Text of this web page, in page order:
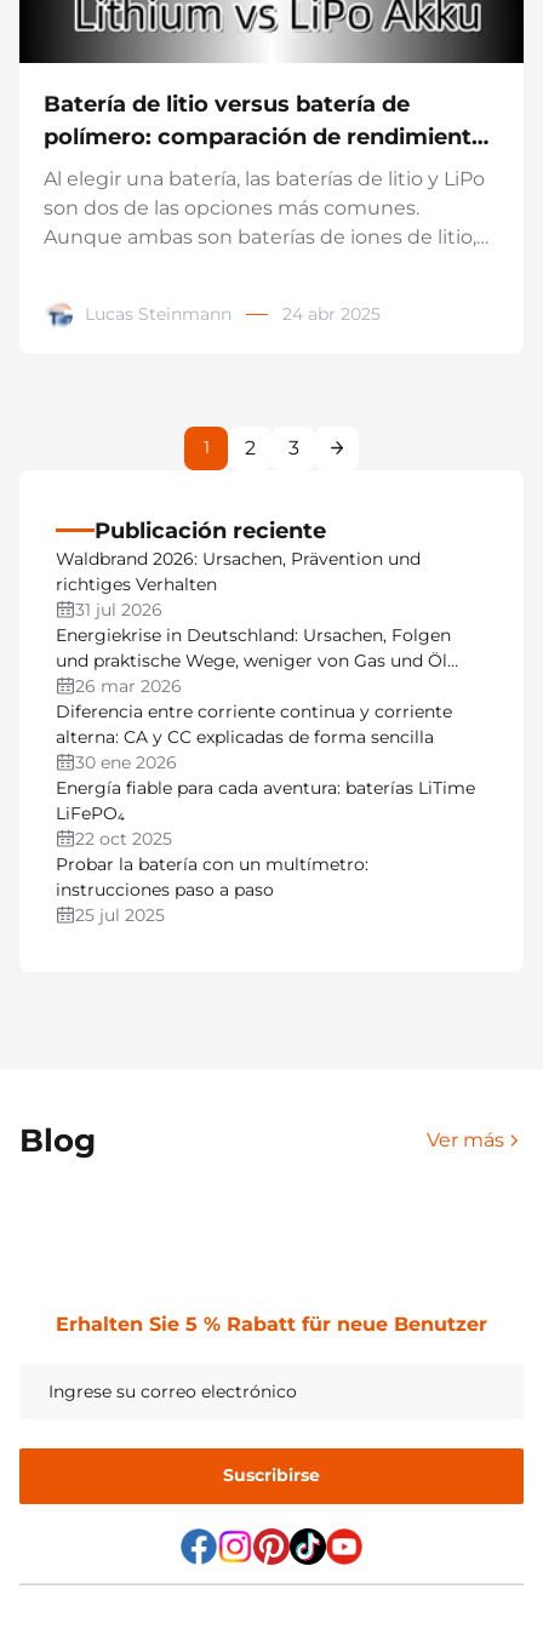
Batería de litio versus batería de
polímero: comparación de rendimiento,
costo y seguridad
Al elegir una batería, las baterías de litio y LiPo
son dos de las opciones más comunes.
Aunque ambas son baterías de iones de litio,
Comprender las ventajas y desventajas de
vehículos eléctricos, elegir la batería adecuada
es crucial para el rendimiento y la seguridad.
litio y las LiPo y le ayudamos a encontrar la
mejor opción para sus necesidades. Contenido
¿Qué es...
Lucas Steinmann 24 abr 2025
1 2 3
Publicación reciente
Waldbrand 2026: Ursachen, Prävention und
richtiges Verhalten
31 jul 2026
Energiekrise in Deutschland: Ursachen, Folgen
und praktische Wege, weniger von Gas und Öl
abhängig zu sein
26 mar 2026
Diferencia entre corriente continua y corriente
alterna: CA y CC explicadas de forma sencilla
30 ene 2026
Energía fiable para cada aventura: baterías LiTime
LiFePO₄
22 oct 2025
Probar la batería con un multímetro:
instrucciones paso a paso
25 jul 2025
Blog Ver más
Erhalten Sie 5 % Rabatt für neue Benutzer
Suscribirse